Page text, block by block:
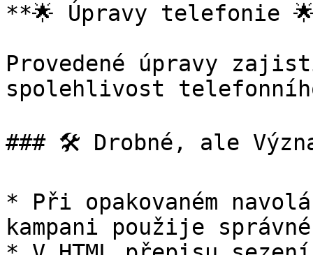
**🌟 Úpravy telefonie
Provedené úpravy
spolehlivost
### 🛠 Drobné, ale
* Při opakovaném
kampani použije